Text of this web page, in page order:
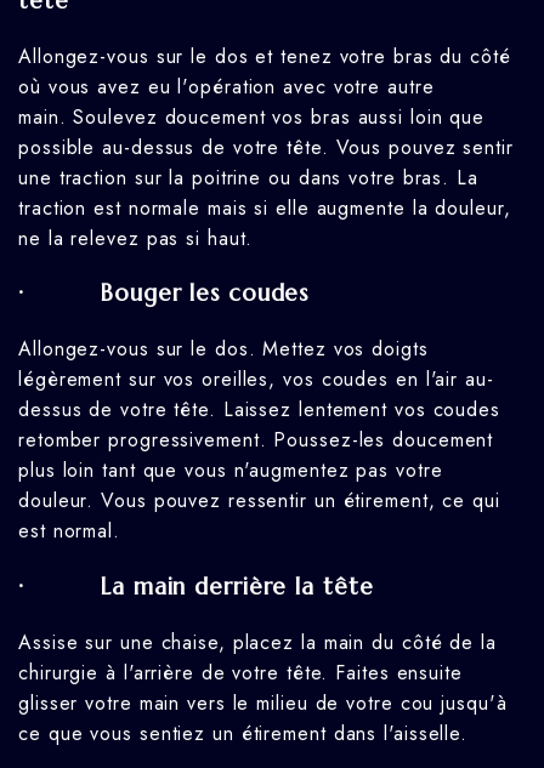
Allongez-vous sur le dos et tenez votre bras du côté
où vous avez eu l'opération avec votre autre
main. Soulevez doucement vos bras aussi loin que
possible au-dessus de votre tête. Vous pouvez sentir
une traction sur la poitrine ou dans votre bras. La
traction est normale mais si elle augmente la douleur,
ne la relevez pas si haut.
· Bouger les coudes
Allongez-vous sur le dos. Mettez vos doigts
légèrement sur vos oreilles, vos coudes en l'air au-
dessus de votre tête. Laissez lentement vos coudes
retomber progressivement. Poussez-les doucement
plus loin tant que vous n'augmentez pas votre
douleur. Vous pouvez ressentir un étirement, ce qui
est normal.
· La main derrière la tête
Assise sur une chaise, placez la main du côté de la
chirurgie à l'arrière de votre tête. Faites ensuite
glisser votre main vers le milieu de votre cou jusqu'à
ce que vous sentiez un étirement dans l'aisselle.